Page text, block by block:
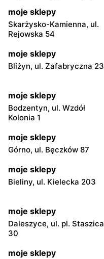
moje sklepy
Skarżysko-Kamienna, ul.
Rejowska 54
moje sklepy
Bliżyn, ul. Zafabryczna 23
moje sklepy
Bodzentyn, ul. Wzdół
Kolonia 1
moje sklepy
Górno, ul. Bęczków 87
moje sklepy
Bieliny, ul. Kielecka 203
moje sklepy
Daleszyce, ul. pl. Staszica
30
moje sklepy